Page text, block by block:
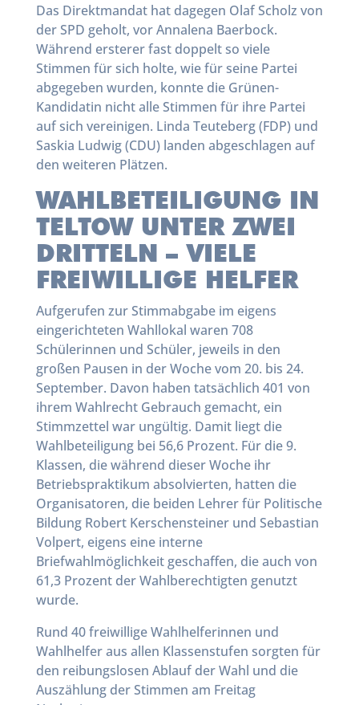
Das Direktmandat hat dagegen Olaf Scholz von
der SPD geholt, vor Annalena Baerbock.
Während ersterer fast doppelt so viele
Stimmen für sich holte, wie für seine Partei
abgegeben wurden, konnte die Grünen-
Kandidatin nicht alle Stimmen für ihre Partei
auf sich vereinigen. Linda Teuteberg (FDP) und
Saskia Ludwig (CDU) landen abgeschlagen auf
den weiteren Plätzen.
WAHLBETEILIGUNG IN
TELTOW UNTER ZWEI
DRITTELN – VIELE
FREIWILLIGE HELFER
Aufgerufen zur Stimmabgabe im eigens
eingerichteten Wahllokal waren 708
Schülerinnen und Schüler, jeweils in den
großen Pausen in der Woche vom 20. bis 24.
September. Davon haben tatsächlich 401 von
ihrem Wahlrecht Gebrauch gemacht, ein
Stimmzettel war ungültig. Damit liegt die
Wahlbeteiligung bei 56,6 Prozent. Für die 9.
Klassen, die während dieser Woche ihr
Betriebspraktikum absolvierten, hatten die
Organisatoren, die beiden Lehrer für Politische
Bildung Robert Kerschensteiner und Sebastian
Volpert, eigens eine interne
Briefwahlmöglichkeit geschaffen, die auch von
61,3 Prozent der Wahlberechtigten genutzt
wurde.
Rund 40 freiwillige Wahlhelferinnen und
Wahlhelfer aus allen Klassenstufen sorgten für
den reibungslosen Ablauf der Wahl und die
Auszählung der Stimmen am Freitag